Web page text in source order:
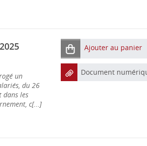
un
du 26
dans les
c[...]
Ajouter au panier
Document